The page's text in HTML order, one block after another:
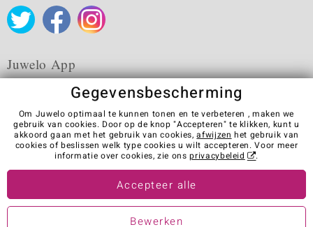
Juwelo App
Algemene verkoopvoorwaarden Privacybeleid
Cookies
Colofon
Contact
Contract herroepen
Visit our stores in other countries:
Gegevensbescherming
Om Juwelo optimaal te kunnen tonen en te verbeteren , maken we
gebruik van cookies. Door op de knop "Accepteren" te klikken, kunt u
akkoord gaan met het gebruik van cookies,afwijzen het gebruik van
cookies of beslissen welk type cookies u wilt accepteren. Voor meer
informatie over cookies, zie onsprivacybeleid .
Accepteer alle
Bewerken